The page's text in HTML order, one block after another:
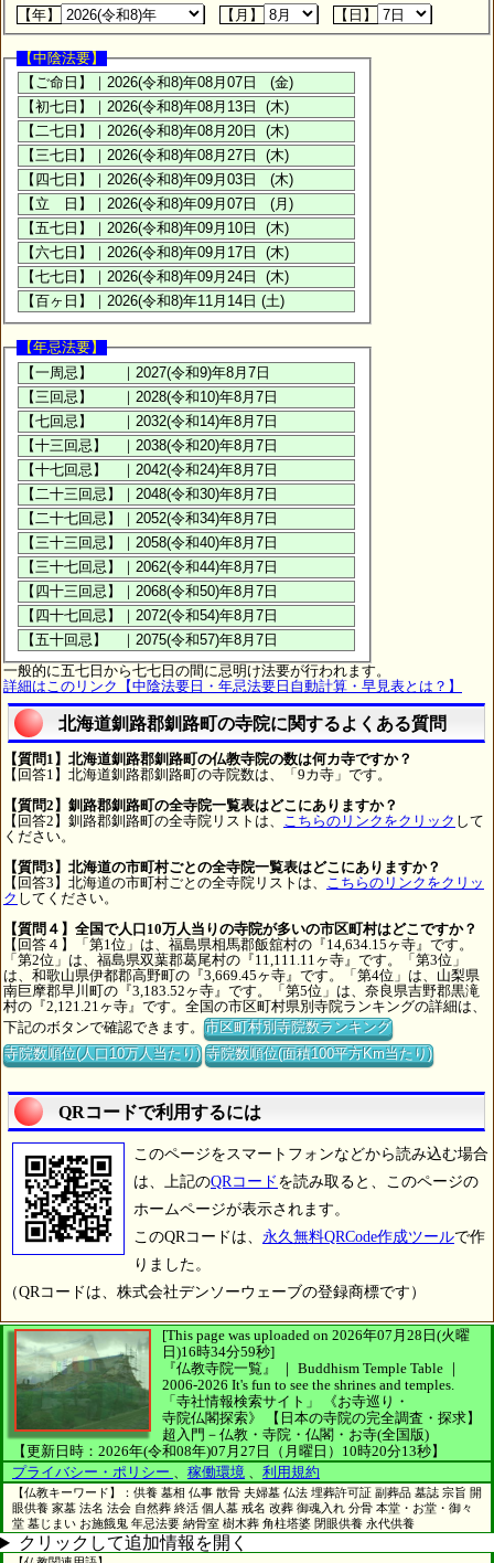
【年】
【月】 【日】
【中陰法要】
【年忌法要】
一般的に五七日から七七日の間に忌明け法要が行われます。
詳細はこのリンク【中陰法要日・年忌法要日自動計算・早見表とは？】
北海道釧路郡釧路町の寺院に関するよくある質問
【質問1】北海道釧路郡釧路町の仏教寺院の数は何カ寺ですか？
【回答1】北海道釧路郡釧路町の寺院数は、「9カ寺」です。
【質問2】釧路郡釧路町の全寺院一覧表はどこにありますか？
【回答2】釧路郡釧路町の全寺院リストは、 こちらのリンクをクリック して
ください。
【質問3】北海道の市町村ごとの全寺院一覧表はどこにありますか？
【回答3】北海道の市町村ごとの全寺院リストは、 こちらのリンクをクリッ
ク してください。
【質問４】全国で人口10万人当りの寺院が多いの市区町村はどこですか？
【回答４】「第1位」は、福島県相馬郡飯舘村の『14,634.15ヶ寺』です。
「第2位」は、福島県双葉郡葛尾村の『11,111.11ヶ寺』です。「第3位」
は、和歌山県伊都郡高野町の『3,669.45ヶ寺』です。「第4位」は、山梨県
南巨摩郡早川町の『3,183.52ヶ寺』です。「第5位」は、奈良県吉野郡黒滝
村の『2,121.21ヶ寺』です。全国の市区町村県別寺院ランキングの詳細は、
下記のボタンで確認できます。市区町村別寺院数ランキング
寺院数順位(人口10万人当たり) 寺院数順位(面積100平方Km当たり)
QRコードで利用するには
このページをスマートフォンなどから読み込む場合
は、上記のQRコード を読み取ると、このページの
ホームページが表示されます。
このQRコードは、 永久無料QRCode作成ツールで作
りました。
（QRコードは、株式会社デンソーウェーブの登録商標です）
[This page was uploaded on 2026年07月28日(火曜
日)16時34分59秒]
『仏教寺院一覧』 ｜ Buddhism Temple Table ｜
2006-2026 It's fun to see the shrines and temples.
「寺社情報検索サイト」
《お寺巡り・
寺院仏閣探索》
【日本の寺院の完全調査・探求】
超入門－仏教・寺院・仏閣・お寺(全国版)
【更新日時：2026年(令和08年)07月27日（月曜日）10時20分13秒】
プライバシー・ポリシー 、 稼働環境 、 利用規約
【仏教キーワード】：供養 墓相 仏事 散骨 夫婦墓 仏法 埋葬許可証 副葬品 墓誌 宗旨 開
眼供養 家墓 法名 法会 自然葬 終活 個人墓 戒名 改葬 御魂入れ 分骨 本堂・お堂・御々
堂 墓じまい お施餓鬼 年忌法要 納骨室 樹木葬 角柱塔婆 閉眼供養 永代供養
クリックして追加情報を開く